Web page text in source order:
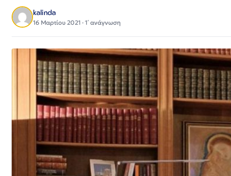
kalinda
16 Μαρτίου 2021 · 1΄ ανάγνωση